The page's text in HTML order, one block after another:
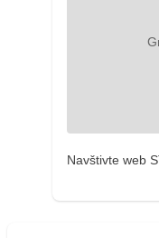
Navštivte web